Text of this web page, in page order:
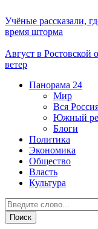
Учёные рассказали,
время шторма
Август в Ростовской
ветер
Панорама 24
Мир
Вся
Южный
Блоги
Политика
Экономика
Общество
Власть
Культура